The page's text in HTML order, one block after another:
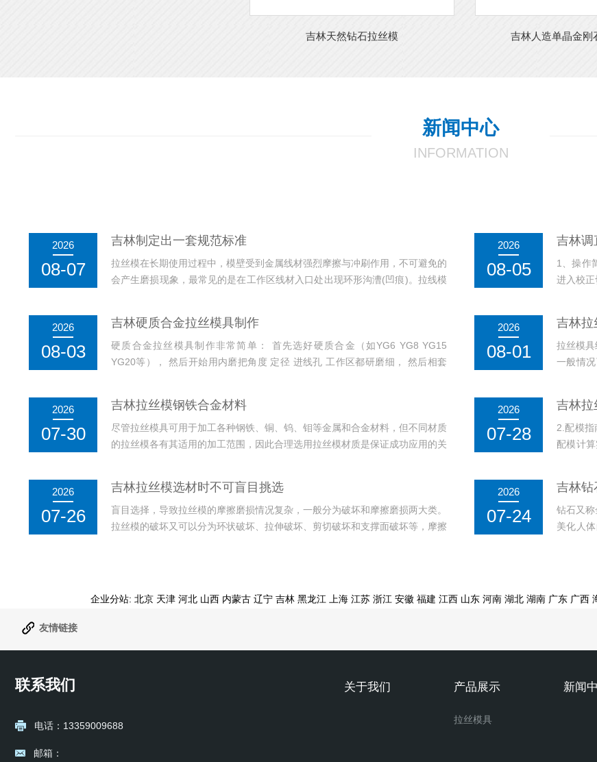
吉林天然钻石拉丝模 吉林人造单晶金刚
新闻中心
INFORMATION
2026
08-07
吉林制定出一套规范标准
拉丝模在长期使用过程中，模壁受到金属线材强烈摩擦与冲刷作用，不可避免的
会产生磨损现象，最常见的是在工作区线材入口处出现环形沟漕(凹痕)。拉线模
2026
08-05
吉林调
1、操作
进入校正
2026
08-03
吉林硬质合金拉丝模具制作
硬质合金拉丝模具制作非常简单： 首先选好硬质合金（如YG6 YG8 YG15
YG20等）， 然后开始用内磨把角度 定径 进线孔 工作区都研磨细， 然后相套
2026
08-01
吉林拉
拉丝模具
一般情
2026
07-30
吉林拉丝模钢铁合金材料
尽管拉丝模具可用于加工各种钢铁、铜、钨、钼等金属和合金材料，但不同材质
的拉丝模各有其适用的加工范围，因此合理选用拉丝模材质是保证成功应用的关
2026
07-28
吉林拉
2.配模指
配模计
2026
07-26
吉林拉丝模选材时不可盲目挑选
盲目选择，导致拉丝模的摩擦磨损情况复杂，一般分为破坏和摩擦磨损两大类。
拉丝模的破坏又可以分为环状破坏、拉伸破坏、剪切破坏和支撑面破坏等，摩擦
2026
07-24
吉林钻
钻石又
美化人
企业分站: 北京 天津 河北 山西 内蒙古 辽宁 吉林 黑龙江 上海 江苏 浙江 安徽 福建 江西 山东 河南 湖北 湖南 广东 广西
友情链接
联系我们
电话：13359009688
邮箱：
关于我们 产品展示
拉丝模具
新闻